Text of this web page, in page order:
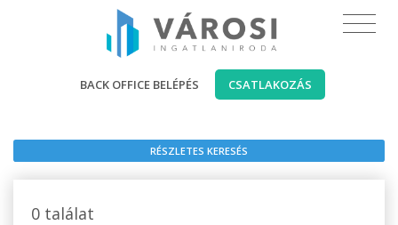
BACK OFFICE BELÉPÉS CSATLAKOZÁS
RÉSZLETES KERESÉS
0 találat